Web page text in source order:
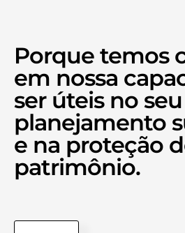
Porque temos
em nossa
ser úteis no seu
planejamento
e na proteção
patrimônio.